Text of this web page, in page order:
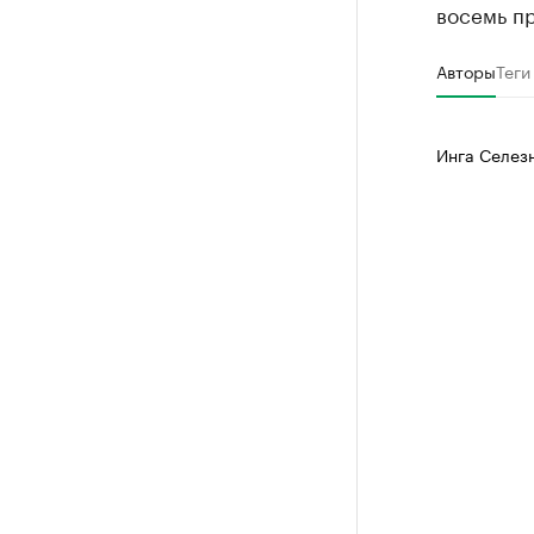
восемь
АвторыТеги
Инга